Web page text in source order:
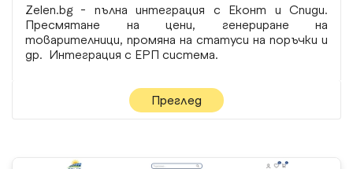
Zelen.bg - пълна интеграция с Еконт и Спиди.
Пресмятане на цени, генериране на
товарителници, промяна на статуси на поръчки и
др. Интеграция с ЕРП система.
Преглед